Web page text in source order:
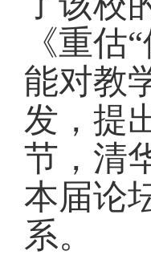
《重
能对教
发，提
节，清
本届论
系。